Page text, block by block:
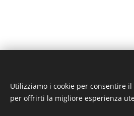
Utilizziamo i cookie per consentire
per offrirti la migliore esperienza